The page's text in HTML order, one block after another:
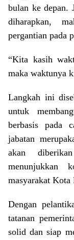
bulan ke depan.
diharapkan,
pergantian pada
“Kita kasih
maka waktunya
Langkah ini
untuk
berbasis pada
jabatan
akan
menunjukkan
masyarakat Kota
Dengan
tatanan
solid dan siap